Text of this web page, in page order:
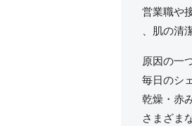
営業職や
、肌の清
原因の一
毎日のシ
乾燥・赤
さまざま